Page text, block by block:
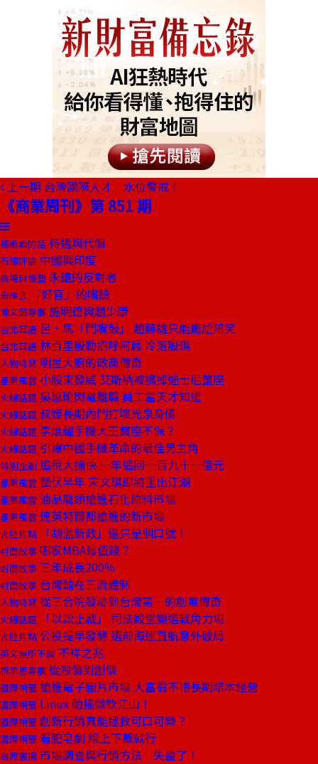
上一期 台灣國際人才 水位警戒！
《商業周刊》第 851 期
總編輯的話 待遇與代價
石頭評論 中國與印度
商場自慢塾 永遠的反對者
去梯言 「好官」的嘴臉
陳文茜專欄 施明德與趙少康
台北耳語 呂、馬「鬥嘴鼓」 趙藤雄只能尷尬陪笑
台北耳語 林百里殷勤招呼阿扁 冷落殷琪
人物特寫 明星大廚的政商傳奇
產業風雲 小股東發威 艾斯納被摘掉迪士尼董座
火線話題 吳惠瑜閃電離職 員工當天才知道
火線話題 叔姪長期內鬥打壞光泉身價
火線話題 李焜耀手機大王寶座不保？
火線話題 引爆中國手機革命的最佳男主角
特別企劃 追稅大捕快 一年追回一百九十一億元
產業風雲 蟄伏半年 宋文琪即將重出江湖
產業風雲 油品龍頭搶進石化原料市場
產業風雲 連英特爾都搶進的新市場
大陸焦點 「胡溫新政」還只是個口號！
封面故事 哪家MBA最值錢？
封面故事 三年成長200％
封面故事 台灣輸在三流體制
人物特寫 從三合院發跡到台灣第一的創業傳奇
火線話題 「以訟止戰」 司法殿堂變選戰角力場
大陸焦點 公投提早發酵 選前海運直航意外破局
英文無所不談 不祥之兆
柯承恩專欄 從殺價到創價
國際視窗 搶進電子圖片市場 大富翁不惜長期賠本經營
國際視窗 Linux 動搖微軟江山！
國際視窗 創新行銷真能拯救可口可樂？
國際視窗 看肥皂劇 線上下載就行
商周書摘 市場調查與行銷方法 失靈了！